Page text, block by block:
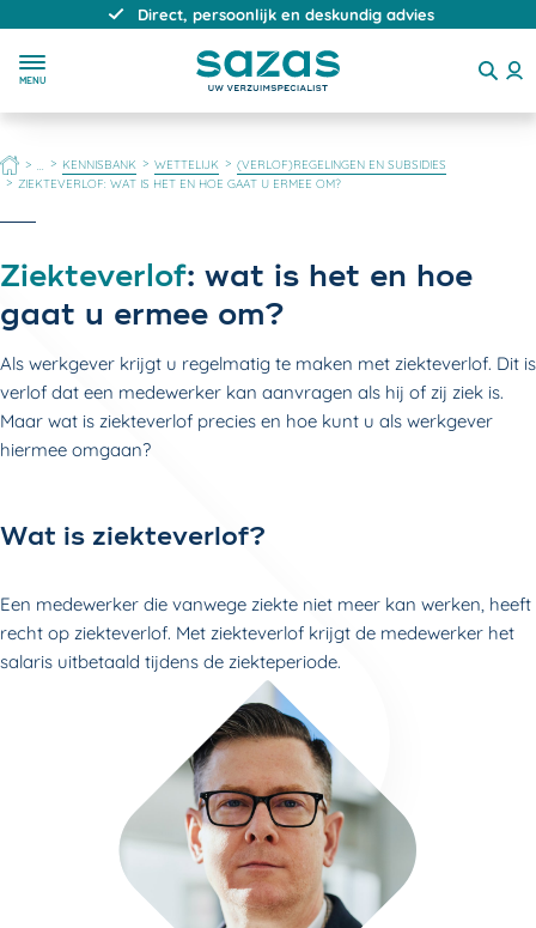
Direct, persoonlijk en deskundig advies
MENU
HOME KENNISBANK WETTELIJK
(VERLOF)REGELINGEN EN SUBSIDIES
ZIEKTEVERLOF: WAT IS HET EN HOE GAAT U ERMEE OM?
Ziekteverlof: wat is het en hoe
gaat u ermee om?
Als werkgever krijgt u regelmatig te maken met ziekteverlof. Dit is
verlof dat een medewerker kan aanvragen als hij of zij ziek is.
Maar wat is ziekteverlof precies en hoe kunt u als werkgever
hiermee omgaan?
Wat is ziekteverlof?
Een medewerker die vanwege ziekte niet meer kan werken, heeft
recht op ziekteverlof. Met ziekteverlof krijgt de medewerker het
salaris uitbetaald tijdens de ziekteperiode.